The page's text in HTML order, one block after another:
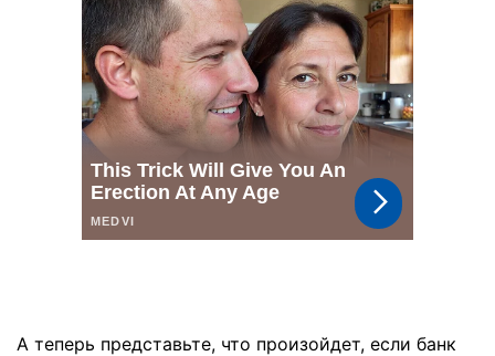
А теперь представьте, что произойдет, если банк